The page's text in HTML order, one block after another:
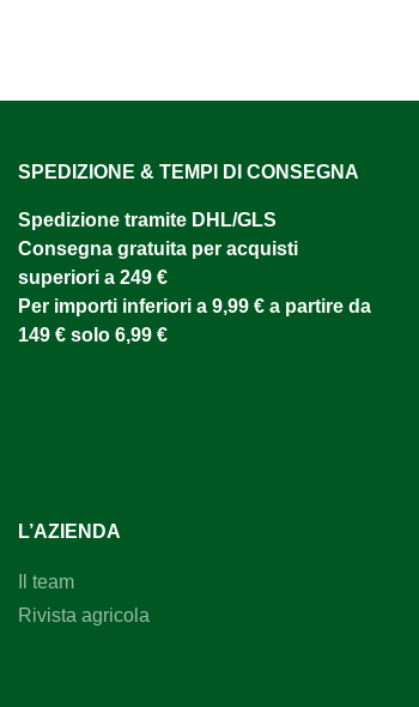
SPEDIZIONE & TEMPI DI CONSEGNA
Spedizione tramite DHL/GLS ​
Consegna gratuita per acquisti
superiori a 249 €
Per importi inferiori a 9,99 € a partire da
149 € solo 6,99 €
L’AZIENDA
Il team
Rivista agricola